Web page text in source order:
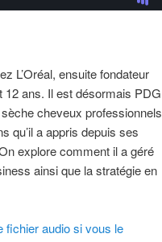
L’Oréal, ensuite fondateur
12 ans. Il est désormais PDG
cheveux professionnels
qu’il a appris depuis ses
explore comment il a géré
ainsi que la stratégie en
fichier audio si vous le